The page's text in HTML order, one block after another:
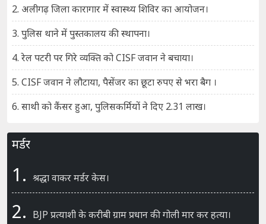
2. अलीगढ़ जिला कारागार में स्वास्थ्य शिविर का आयोजन।
3. पुलिस थाने में पुस्तकालय की स्थापना।
4. रेल पटरी पर गिरे व्यक्ति को CISF जवान ने बचाया।
5. CISF जवान ने लौटाया, पैसेंजर का छूटा रुपए से भरा बैग ।
6. साथी को कैंसर हुआ, पुलिसकर्मियों ने दिए 2.31 लाख।
मर्डर
1. श्रद्धा वाकर मर्डर केस।
2. BJP प्रत्याशी के करीबी ग्राम प्रधान की गोली मार कर हत्या।